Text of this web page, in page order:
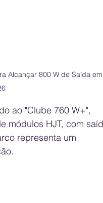
Alcançar 800 W de Saída
ao "Clube 760 W+",
módulos HJT, com
representa um